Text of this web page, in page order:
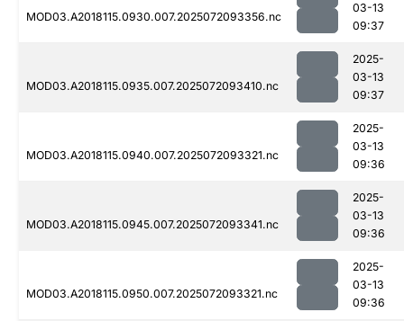
MOD03.A2018115.0930.007.2025072093356.nc
03-13
09:37
MOD03.A2018115.0935.007.2025072093410.nc
2025-
03-13
09:37
MOD03.A2018115.0940.007.2025072093321.nc
2025-
03-13
09:36
MOD03.A2018115.0945.007.2025072093341.nc
2025-
03-13
09:36
MOD03.A2018115.0950.007.2025072093321.nc
2025-
03-13
09:36